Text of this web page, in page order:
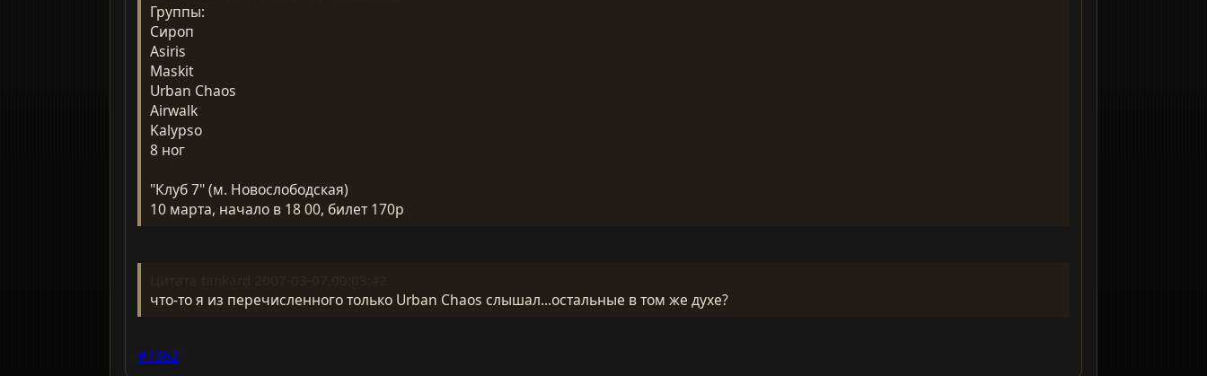
Группы:
Сироп
Asiris
Maskit
Urban Chaos
Airwalk
Kalypso
8 ног
"Клуб 7" (м. Новослободская)
10 марта, начало в 18 00, билет 170р
что-то я из перечисленного только Urban Chaos слышал...остальные в том же духе?
#1362